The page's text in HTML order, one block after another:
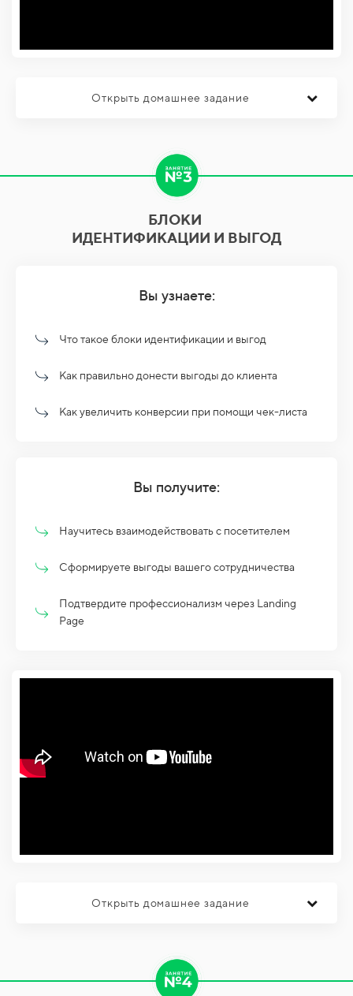
Открыть домашнее задание
БЛОКИ
ИДЕНТИФИКАЦИИ И ВЫГОД
Вы узнаете:
Что такое блоки идентификации и выгод
Как правильно донести выгоды до клиента
Как увеличить конверсии при помощи чек-листа
Вы получите:
Научитесь взаимодействовать с посетителем
Сформируете выгоды вашего сотрудничества
Подтвердите профессионализм через Landing
Page
Открыть домашнее задание